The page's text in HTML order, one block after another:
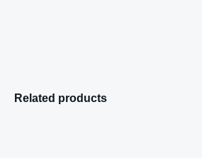
Related products